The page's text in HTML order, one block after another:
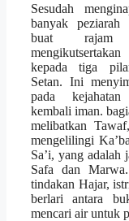
Sesudah
banyak
buat
mengikutsertakan
kepada tiga
Setan. Ini
pada
kembali iman.
melibatkan
mengelilingi
Sa’i, yang adalah
Safa dan
tindakan Hajar,
berlari antara
mencari air untuk